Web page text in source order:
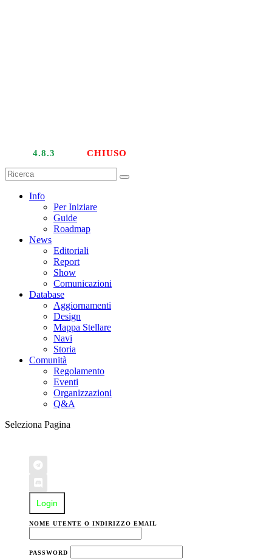
4.8.3 CHIUSO
Info
Per Iniziare
Guide
Roadmap
News
Editoriali
Report
Show
Comunicazioni
Database
Aggiornamenti
Design
Mappa Stellare
Navi
Storia
Comunità
Regolamento
Eventi
Organizzazioni
Q&A
Seleziona Pagina
Login
NOME UTENTE O INDIRIZZO EMAIL
PASSWORD